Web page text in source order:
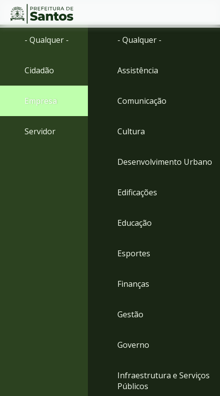
Ir
Ir
menu
Conteúdo
- Qualquer -
Cidadão
Empresa
Servidor
- Qualquer -
Assistência
Comunicação
Cultura
Desenvolvimento Urbano
Edificações
Educação
Esportes
Finanças
Gestão
Governo
Infraestrutura e Serviços
Públicos